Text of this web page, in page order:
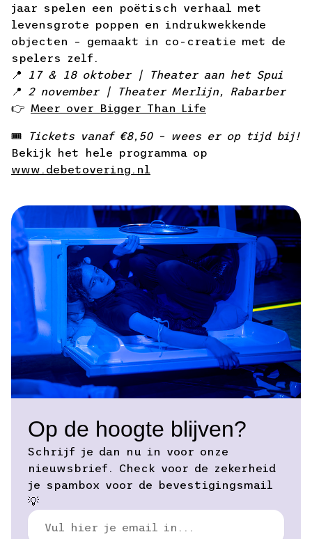
jaar spelen een poëtisch verhaal met
levensgrote poppen en indrukwekkende
objecten – gemaakt in co-creatie met de
spelers zelf.
📍
17 & 18 oktober | Theater aan het Spui
📍
2 november | Theater Merlijn, Rabarber
👉 Meer over Bigger Than Life
🎟️
Tickets vanaf €8,50 – wees er op tijd bij!
Bekijk het hele programma op
www.debetovering.nl
Op de hoogte blijven?
Schrijf je dan nu in voor onze
nieuwsbrief. Check voor de zekerheid
je spambox voor de bevestigingsmail
💡